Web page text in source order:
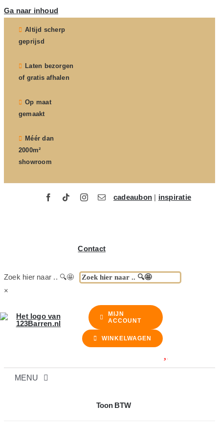
Ga naar inhoud
Altijd scherp
geprijsd
Laten bezorgen
of gratis afhalen
Op maat
gemaakt
Méér dan
2000m²
showroom
cadeaubon | inspiratie
Contact
Zoek hier naar .. 🔍🤩
×
MIJN
ACCOUNT
WINKELWAGEN
MENU
Toon BTW